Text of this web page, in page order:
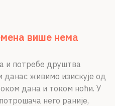
више нема
и потребе друштва
данас живимо изискује од
дана и током ноћи. У
него раније,